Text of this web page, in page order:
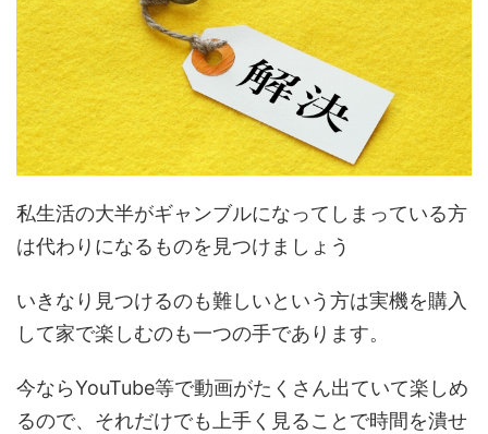
私生活の大半がギャンブルになってしまっている方
は代わりになるものを見つけましょう
いきなり見つけるのも難しいという方は実機を購入
して家で楽しむのも一つの手であります。
今ならYouTube等で動画がたくさん出ていて楽しめ
るので、それだけでも上手く見ることで時間を潰せ